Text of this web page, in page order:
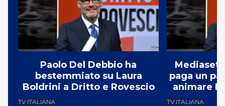
Paolo Del Debbio ha
bestemmiato su Laura
Boldrini a Dritto e Rovescio
TV ITALIANA
Mediaset
paga un
animare
TV ITALIANA